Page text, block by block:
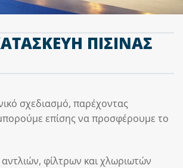
ΠΙΣΙΝΑΣ
σχεδιασμό, παρέχοντας
επίσης να προσφέρουμε το
φίλτρων και χλωριωτών